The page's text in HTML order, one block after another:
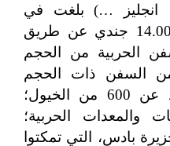
انجليز …) بلغت في
مجموعها ما ينوف عن 14.000 جندي عن طريق
الحربية من الحجم
30 سفينة؛ و60 من السفن ذات الحجم
المتوسط، وحمل ما يزيد عن 600 من الخيول؛
والمعدات الحربية؛
بادس، التي تمكتوا